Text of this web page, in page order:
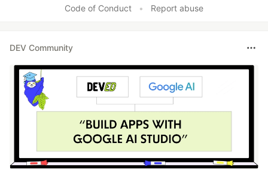
Code of Conduct
• Report abuse
DEV Community